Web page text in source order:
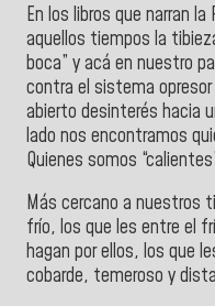
En los libros que narran
aquellos tiempos la
boca” y acá en nuestro
contra el sistema
abierto desinterés hacia
lado nos encontramos
Quienes somos
Más cercano a nuestros
frío, los que les entre el
hagan por ellos, los que
cobarde, temeroso y